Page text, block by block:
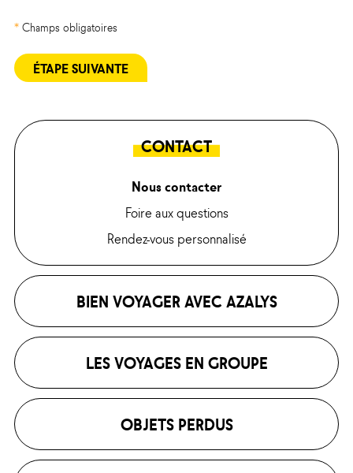
*Champs obligatoires
ÉTAPE SUIVANTE
CONTACT
Nous contacter
Foire aux questions
Rendez-vous personnalisé
BIEN VOYAGER AVEC AZALYS
LES VOYAGES EN GROUPE
OBJETS PERDUS